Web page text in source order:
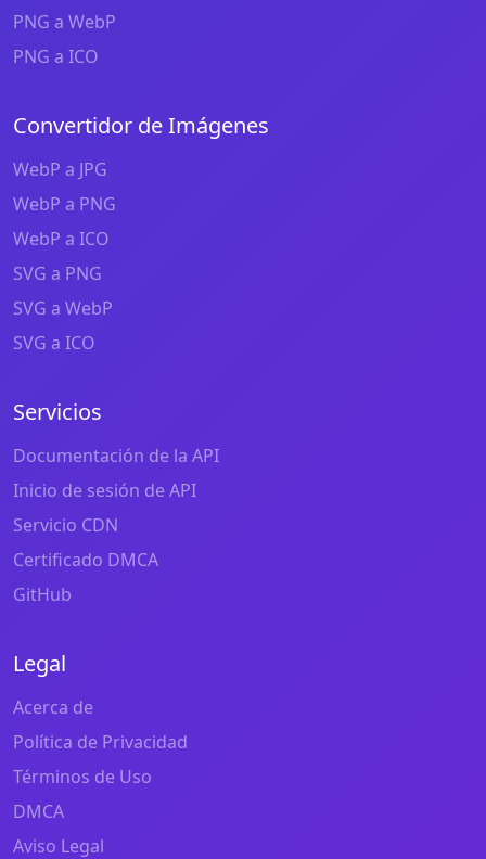
PNG a WebP
PNG a ICO
Convertidor de Imágenes
WebP a JPG
WebP a PNG
WebP a ICO
SVG a PNG
SVG a WebP
SVG a ICO
Servicios
Documentación de la API
Inicio de sesión de API
Servicio CDN
Certificado DMCA
GitHub
Legal
Acerca de
Política de Privacidad
Términos de Uso
DMCA
Aviso Legal